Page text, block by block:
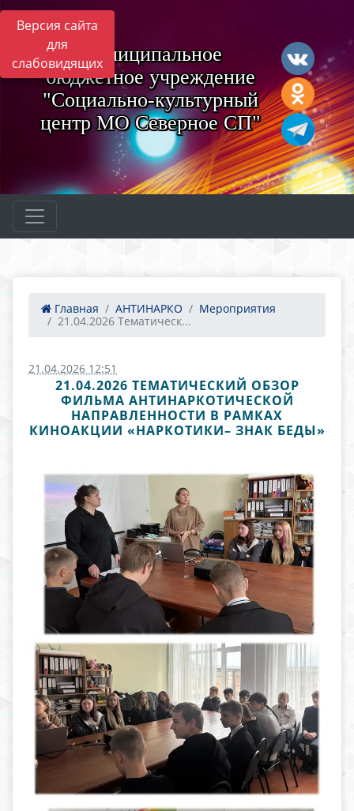
Версия сайта
для
слабовидящихМуниципальное
бюджетное учреждение
"Социально-культурный
центр МО Северное СП"
Главная АНТИНАРКО
Мероприятия
21.04.2026 Тематическ...
21.04.2026 12:51
21.04.2026 ТЕМАТИЧЕСКИЙ ОБЗОР
ФИЛЬМА АНТИНАРКОТИЧЕСКОЙ
НАПРАВЛЕННОСТИ В РАМКАХ
КИНОАКЦИИ «НАРКОТИКИ– ЗНАК БЕДЫ»